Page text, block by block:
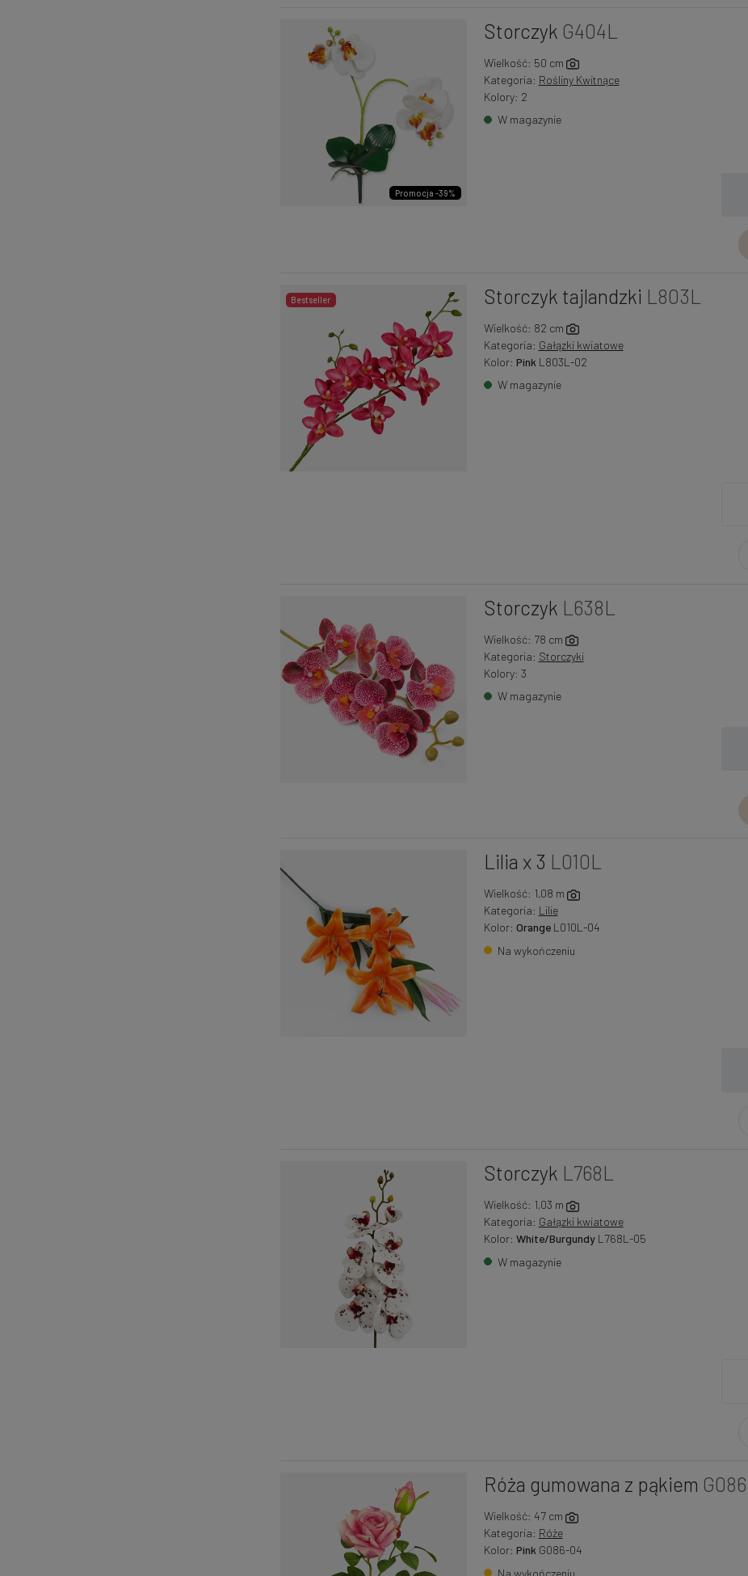
Promocja -39%
Storczyk G404L
Wielkość: 50 cm
Kategoria: Rośliny Kwitnące
Kolory: 2
W magazynie
Bestseller Storczyk tajlandzki L803L
Wielkość: 82 cm
Kategoria: Gałązki kwiatowe
Kolor: Pink L803L-02
W magazynie
Storczyk L638L
Wielkość: 78 cm
Kategoria: Storczyki
Kolory: 3
W magazynie
Lilia x 3 L010L
Wielkość: 1,08 m
Kategoria: Lilie
Kolor: OrangeL010L-04
Na wykończeniu
Storczyk L768L
Wielkość: 1,03 m
Kategoria: Gałązki kwiatowe
Kolor: White/BurgundyL768L-05
W magazynie
Róża gumowana z pąkiem G086
Wielkość: 47 cm
Kategoria: Róże
Kolor: Pink G086-04
Na wykończeniu